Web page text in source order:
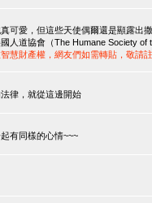
可愛，但這些天使偶爾還是顯露出
人道協會（The Humane Society
慧財產權，網友們如需轉貼，敬請
律，就從這邊開始
有同樣的心情~~~